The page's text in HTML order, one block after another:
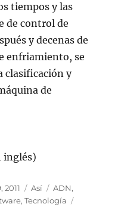
tiempos y las
de control de
y decenas de
enfriamiento, se
clasificación y
de
inglés)
2011 Categories
Así Tags
ADN,
,Tecnología